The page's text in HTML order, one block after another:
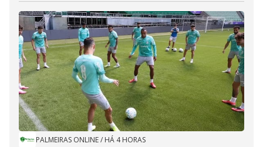
PALMEIRAS ONLINE/ HÁ 4 HORAS